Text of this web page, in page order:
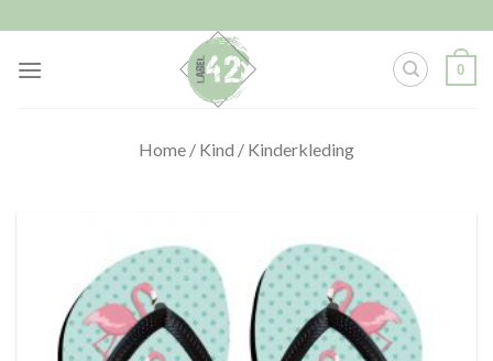
content
0
Home / Kind / Kinderkleding